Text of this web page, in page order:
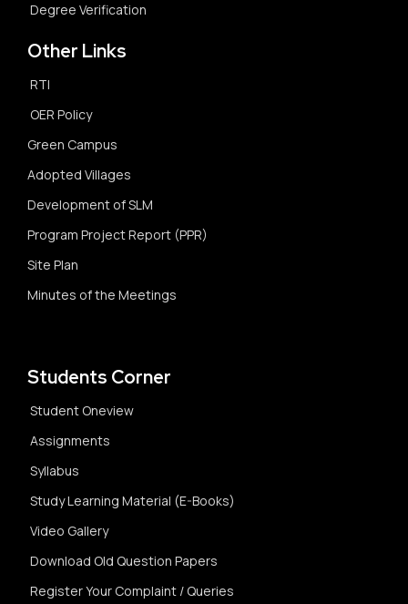
Degree Verification
Other Links
RTI
OER Policy
Green Campus
Adopted Villages
Development of SLM
Program Project Report (PPR)
Site Plan
Minutes of the Meetings
Students Corner
Student Oneview
Assignments
Syllabus
Study Learning Material (E-Books)
Video Gallery
Download Old Question Papers
Register Your Complaint / Queries